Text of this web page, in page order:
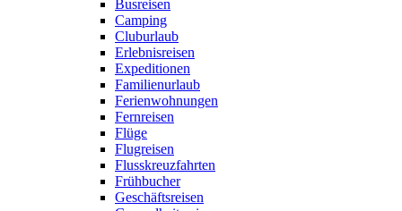
Busreisen
Camping
Cluburlaub
Erlebnisreisen
Expeditionen
Familienurlaub
Ferienwohnungen
Fernreisen
Flüge
Flugreisen
Flusskreuzfahrten
Frühbucher
Geschäftsreisen